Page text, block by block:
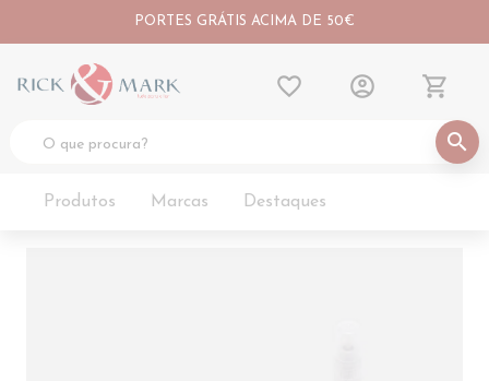
PORTES GRÁTIS ACIMA DE 50€
search
favorite_border account_circle shopping_cart
Produtos Marcas Destaques